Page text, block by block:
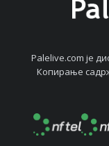
Palelive.com јe
Копирањe